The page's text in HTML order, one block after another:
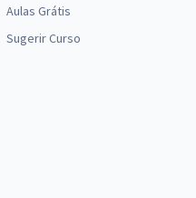
Aulas Grátis
Sugerir Curso